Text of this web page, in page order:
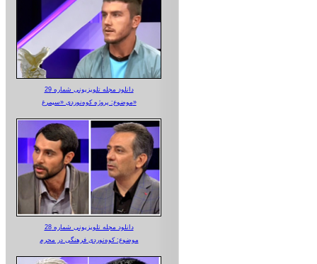
دانلود مجله تلویزیونی شماره 29
موضوع: پروژه کوه‌نوردی «سیمرغ»
دانلود مجله تلویزیونی شماره 28
موضوع: کوه‌نوردی فرهنگی در محرم